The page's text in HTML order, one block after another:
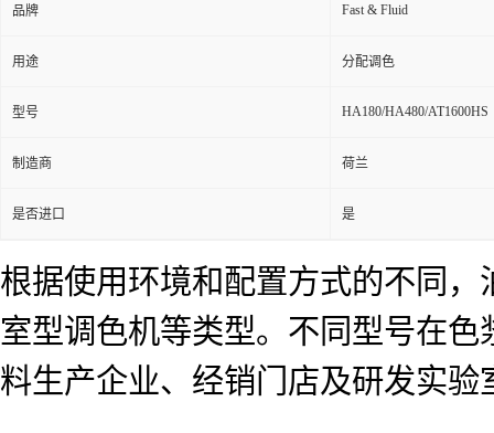
品牌 Fast & Fluid
用途 分配调色
型号 HA180/HA480/AT1600HS
制造商 荷兰
是否进口 是
根据使用环境和配置方式的不同
室型调色机等类型。不同型号在
料生产企业、经销门店及研发实验